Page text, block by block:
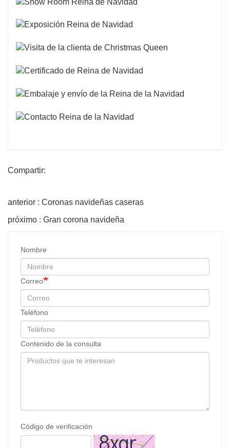
Compartir:
anterior : Coronas navideñas caseras
próximo : Gran corona navideña
Nombre
Correo
Teléfono
Contenido de la consulta
Código de verificación